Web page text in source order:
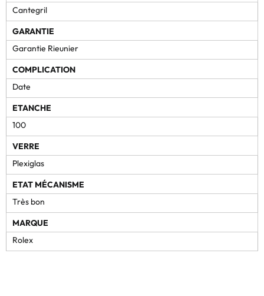
Cantegril
GARANTIE
Garantie Rieunier
COMPLICATION
Date
ETANCHE
100
VERRE
Plexiglas
ETAT MÉCANISME
Très bon
MARQUE
Rolex